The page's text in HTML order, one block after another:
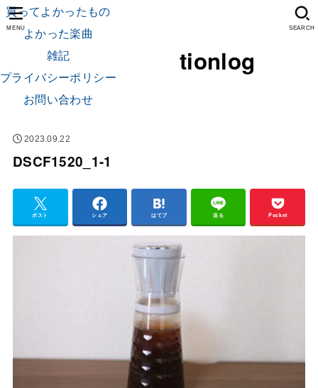
tionlog
買ってよかったもの
よかった楽曲
雑記
プライバシーポリシー
お問い合わせ
SEARCH
MENU
2023.09.22
DSCF1520_1-1
ポスト シェア はてブ 送る Pocket